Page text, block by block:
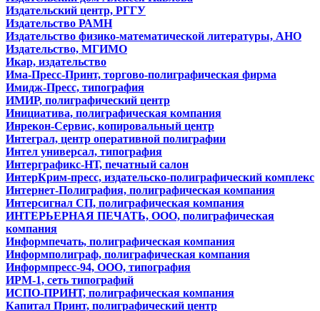
Издательский центр, РГГУ
Издательство РАМН
Издательство физико-математической литературы, АНО
Издательство, МГИМО
Икар, издательство
Има-Пресс-Принт, торгово-полиграфическая фирма
Имидж-Пресс, типография
ИМИР, полиграфический центр
Инициатива, полиграфическая компания
Инрекон-Сервис, копировальный центр
Интеграл, центр оперативной полиграфии
Интел универсал, типография
Интерграфикс-НТ, печатный салон
ИнтерКрим-пресс, издательско-полиграфический комплекс
Интернет-Полиграфия, полиграфическая компания
Интерсигнал СП, полиграфическая компания
ИНТЕРЬЕРНАЯ ПЕЧАТЬ, ООО, полиграфическая
компания
Информпечать, полиграфическая компания
Информполиграф, полиграфическая компания
Информпресс-94, ООО, типография
ИРМ-1, сеть типографий
ИСПО-ПРИНТ, полиграфическая компания
Капитал Принт, полиграфический центр